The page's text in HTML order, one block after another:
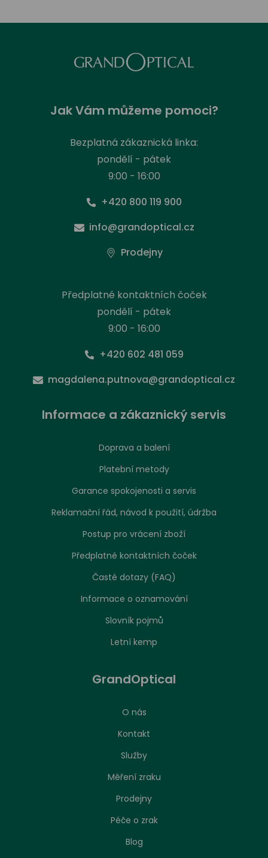
Jak Vám můžeme pomoci?
Bezplatná zákaznická linka:
pondělí - pátek
9:00 - 16:00
+420 800 119 900
info@grandoptical.cz
Prodejny
Předplatné kontaktních čoček
pondělí - pátek
9:00 - 16:00
+420 602 481 059
magdalena.putnova@grandoptical.cz
Informace a zákaznický servis
Doprava a balení
Platební metody
Garance spokojenosti a servis
Reklamační řád, návod k použití, údržba
Postup pro vrácení zboží
Předplatné kontaktních čoček
Časté dotazy (FAQ)
Informace o oznamování
Slovník pojmů
Letní kemp
GrandOptical
O nás
Kontakt
Služby
Měření zraku
Prodejny
Péče o zrak
Blog
Nastavení zpracování cookies